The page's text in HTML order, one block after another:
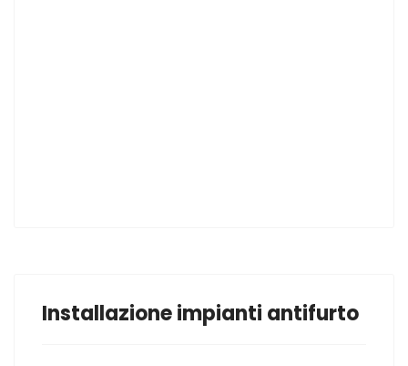
Installazione impianti antifurto